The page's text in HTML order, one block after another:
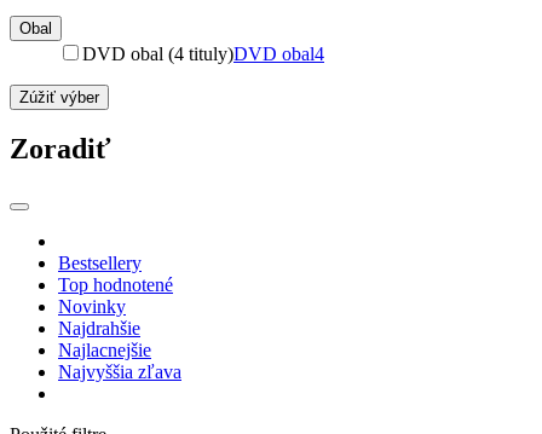
Obal
DVD obal (4 tituly)DVD obal4
Zúžiť výber
Zoradiť
Bestsellery
Top hodnotené
Novinky
Najdrahšie
Najlacnejšie
Najvyššia zľava